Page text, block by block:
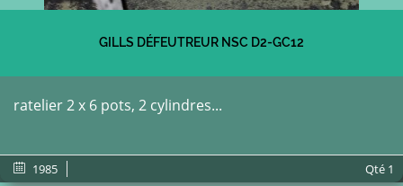
GILLS DÉFEUTREUR NSC D2-GC12
ratelier 2 x 6 pots, 2 cylindres...
1985 Qté 1